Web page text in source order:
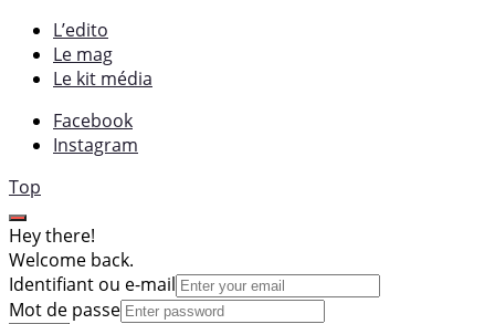
L’edito
Le mag
Le kit média
Facebook
Instagram
Top
Hey there!
Welcome back.
Identifiant ou e-mail
Mot de passe